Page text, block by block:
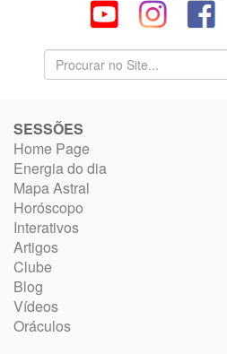
SESSÕES
Home Page
Energia do dia
Mapa Astral
Horóscopo
Interativos
Artigos
Clube
Blog
Vídeos
Oráculos